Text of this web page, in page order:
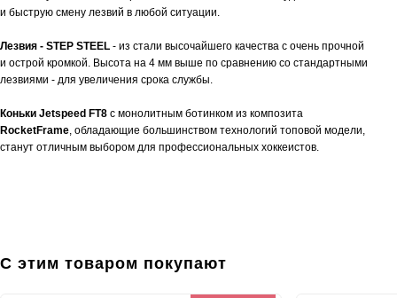
и быструю смену лезвий в любой ситуации.
Лезвия - STEP STEEL - из стали высочайшего качества с очень прочной
и острой кромкой. Высота на 4 мм выше по сравнению со стандартными
лезвиями - для увеличения срока службы.
Коньки Jetspeed FT8 с монолитным ботинком из композита
RocketFrame, обладающие большинством технологий топовой модели,
станут отличным выбором для профессиональных хоккеистов.
С этим товаром покупают